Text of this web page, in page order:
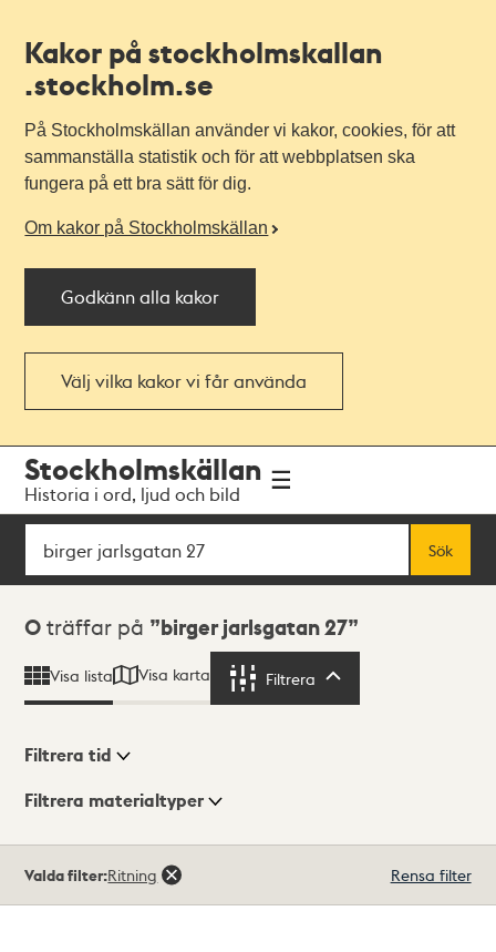
Kakor på stockholmskallan
.stockholm.se
På Stockholmskällan använder vi kakor, cookies, för att
sammanställa statistik och för att webbplatsen ska
fungera på ett bra sätt för dig.
Om kakor på Stockholmskällan
Godkänn alla kakor
Välj vilka kakor vi får använda
navigationen
huvudinnehållet
Stockholmskällan
Historia i ord, ljud och bild
Sök
Sök
Sökresultat
0 träffar på birger jarlsgatan 27
Visa lista Visa karta Filtrera
Visningsläge
Filtrera tid
Filtrera materialtyper
träffar
Valda filter:Ritning Rensa filter